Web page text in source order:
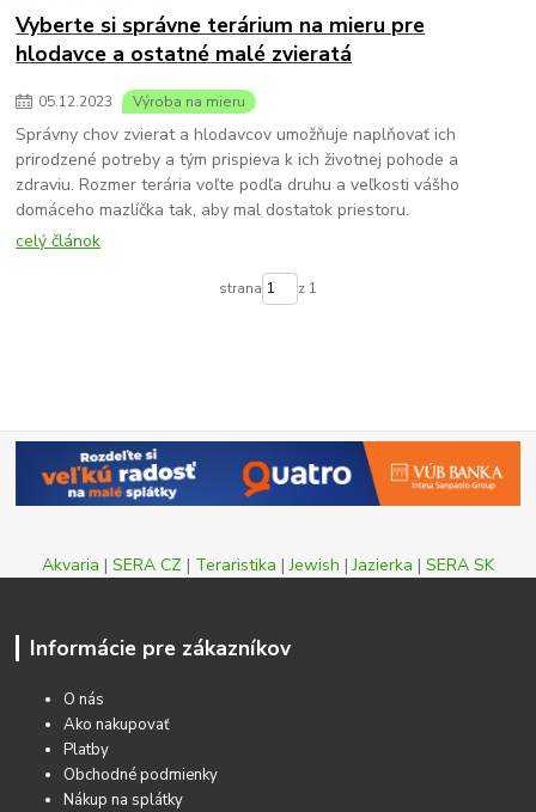
Vyberte si správne terárium na mieru pre
hlodavce a ostatné malé zvieratá
05.12.2023 Výroba na mieru
Správny chov zvierat a hlodavcov umožňuje naplňovať ich
prirodzené potreby a tým prispieva k ich životnej pohode a
zdraviu. Rozmer terária voľte podľa druhu a veľkosti vášho
domáceho mazlíčka tak, aby mal dostatok priestoru.
celý článok
strana z 1
Akvaria | SERA CZ | Teraristika |Jewish |Jazierka | SERA SK
Informácie pre zákazníkov
O nás
Ako nakupovať
Platby
Obchodné podmienky
Nákup na splátky